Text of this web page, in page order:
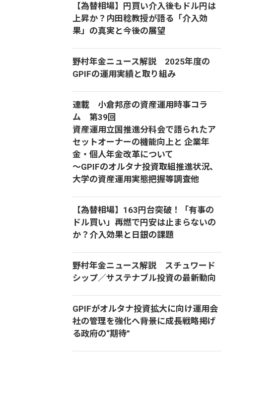
【為替相場】円買い介入後もドル円は
上昇か？内田稔教授が語る「介入効
果」の真実と今後の展望
野村年金ニュース解説 2025年度の
GPIFの運用実績と取り組み
連載 小倉邦彦の資産運用時事コラ
ム 第39回
資産運用立国推進分科会で語られたア
セットオーナーの機能向上と 企業年
金・個人年金改革について
～GPIFのオルタナ投資取組推進状況、
大学の資産運用実態把握等調査他
【為替相場】163円台突破！「有事の
ドル買い」再燃で円安は止まらないの
か？介入効果と日銀の課題
野村年金ニュース解説 スチュワード
シップ／サステナブル投資の最新動向
GPIFがオルタナ投資拡大に向け運用会
社の管理を強化へ――背景に成長戦略掲げ
る政府の“期待”